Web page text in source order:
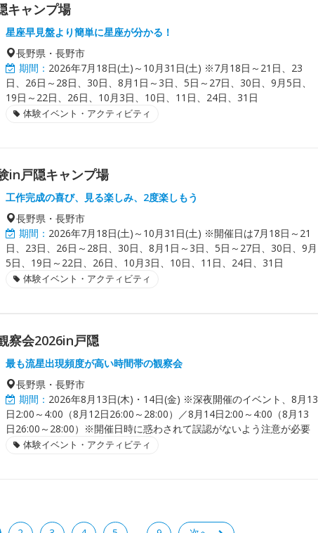
キャンプ場
星座早見盤より簡単に星座が分かる！
長野県・長野市
期間： 2026年7月18日(土)～10月31日(土) ※7月18日～21日、23
日、26日～28日、30日、8月1日～3日、5日～27日、30日、9月5日、
19日～22日、26日、10月3日、10日、11日、24日、31日
体験イベント・アクティビティ
in戸隠キャンプ場
工作完成の喜び、見る楽しみ、2度楽しもう
長野県・長野市
期間： 2026年7月18日(土)～10月31日(土) ※開催日は7月18日～21
日、23日、26日～28日、30日、8月1日～3日、5日～27日、30日、9月
5日、19日～22日、26日、10月3日、10日、11日、24日、31日
体験イベント・アクティビティ
察会2026in戸隠
最も流星出現頻度が高い時間帯の観察会
長野県・長野市
期間： 2026年8月13日(木)・14日(金) ※深夜開催のイベント、8月13
日2:00～4:00（8月12日26:00～28:00）／8月14日2:00～4:00（8月13
日26:00～28:00）※開催日時に惑わされて誤認がないよう注意が必要
体験イベント・アクティビティ